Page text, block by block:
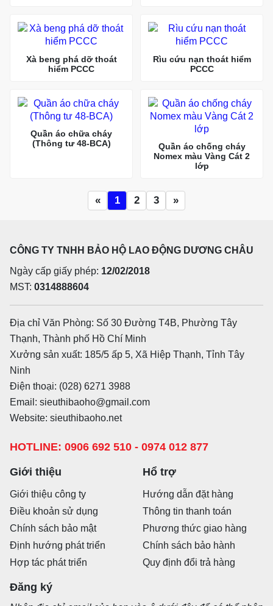
Xà beng phá dỡ thoát
hiểm PCCC
Rìu cứu nạn thoát hiểm
PCCC
Quần áo chữa cháy
(Thông tư 48-BCA)
Quần áo chống cháy
Nomex màu Vàng Cát 2
lớp
« 1 2 3 »
CÔNG TY TNHH BẢO HỘ LAO ĐỘNG DƯƠNG CHÂU
Ngày cấp giấy phép: 12/02/2018
MST: 0314888604
Địa chỉ Văn Phòng: Số 30 Đường T4B, Phường Tây
Thạnh, Thành phố Hồ Chí Minh
Xưởng sản xuất: 185/5 ấp 5, Xã Hiệp Thạnh, Tỉnh Tây
Ninh
Điện thoại: (028) 6271 3988
Email: sieuthibaoho@gmail.com
Website: sieuthibaoho.net
HOTLINE: 0906 692 510 - 0974 012 877
Giới thiệu
Giới thiệu công ty
Điều khoản sử dụng
Chính sách bảo mật
Định hướng phát triển
Hợp tác phát triển
Hổ trợ
Hướng dẫn đặt hàng
Thông tin thanh toán
Phương thức giao hàng
Chính sách bảo hành
Quy định đổi trả hàng
Đăng ký